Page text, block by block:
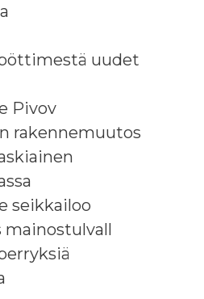
uudet
Pivov
rakennemuutos
seikkailoo
mainostulvall